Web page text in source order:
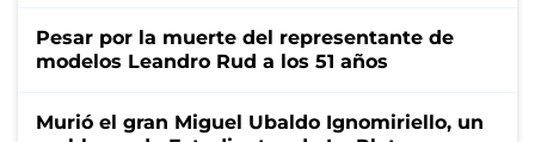
Pesar por la muerte del representante de
modelos Leandro Rud a los 51 años
Murió el gran Miguel Ubaldo Ignomiriello, un